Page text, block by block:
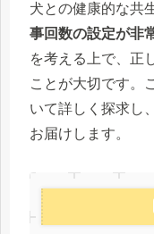
犬との健康的な共
事回数の設定が非
を考える上で、正
ことが大切です。
いて詳しく探求し
お届けします。